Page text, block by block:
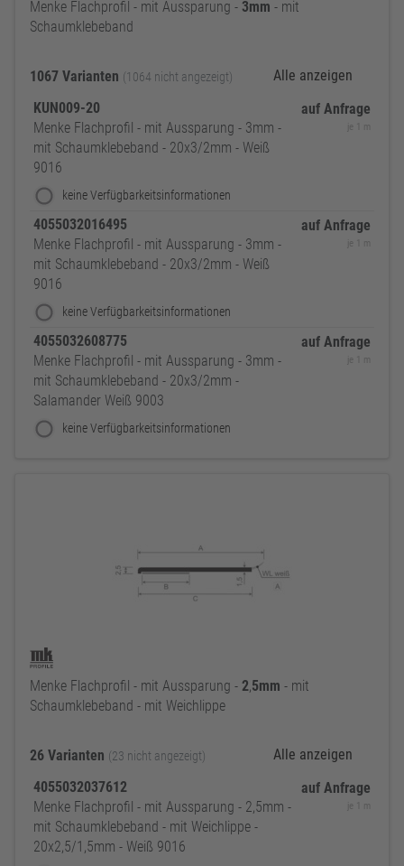
Menke Flachprofil - mit Aussparung - 3mm - mit
Schaumklebeband
1067 Varianten (1064 nicht angezeigt)
Alle anzeigen
KUN009-20
Menke Flachprofil - mit Aussparung - 3mm -
mit Schaumklebeband - 20x3/2mm - Weiß
9016
keine Verfügbarkeitsinformationen
auf Anfrage
je 1 m
4055032016495
Menke Flachprofil - mit Aussparung - 3mm -
mit Schaumklebeband - 20x3/2mm - Weiß
9016
keine Verfügbarkeitsinformationen
auf Anfrage
je 1 m
4055032608775
Menke Flachprofil - mit Aussparung - 3mm -
mit Schaumklebeband - 20x3/2mm -
Salamander Weiß 9003
keine Verfügbarkeitsinformationen
auf Anfrage
je 1 m
Menke Flachprofil - mit Aussparung - 2,5mm - mit
Schaumklebeband - mit Weichlippe
26 Varianten (23 nicht angezeigt)
Alle anzeigen
4055032037612
Menke Flachprofil - mit Aussparung - 2,5mm -
mit Schaumklebeband - mit Weichlippe -
20x2,5/1,5mm - Weiß 9016
auf Anfrage
je 1 m